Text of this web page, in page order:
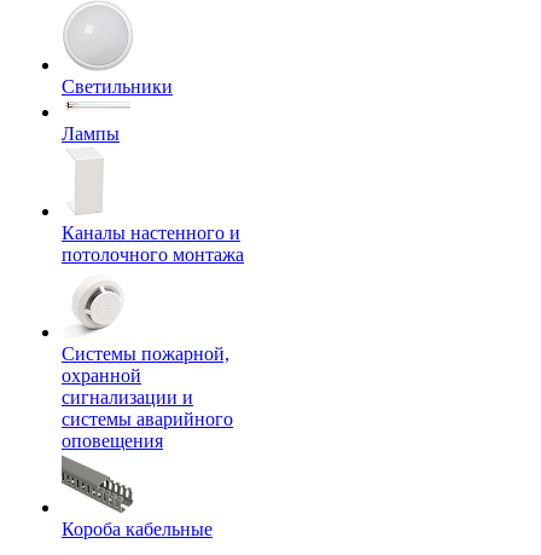
Светильники
Лампы
Каналы настенного и
потолочного монтажа
Системы пожарной,
охранной
сигнализации и
системы аварийного
оповещения
Короба кабельные